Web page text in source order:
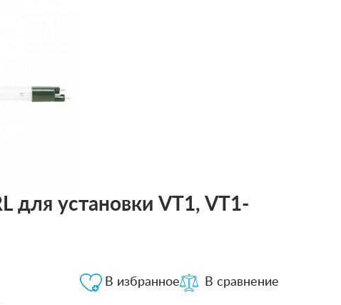
для установки VT1, VT1-
В сравнение
В избранное